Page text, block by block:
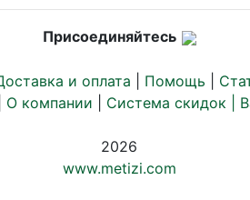
Присоединяйтесь
и оплата Помощь
О компании Система скидок |
2026
www.metizi.com